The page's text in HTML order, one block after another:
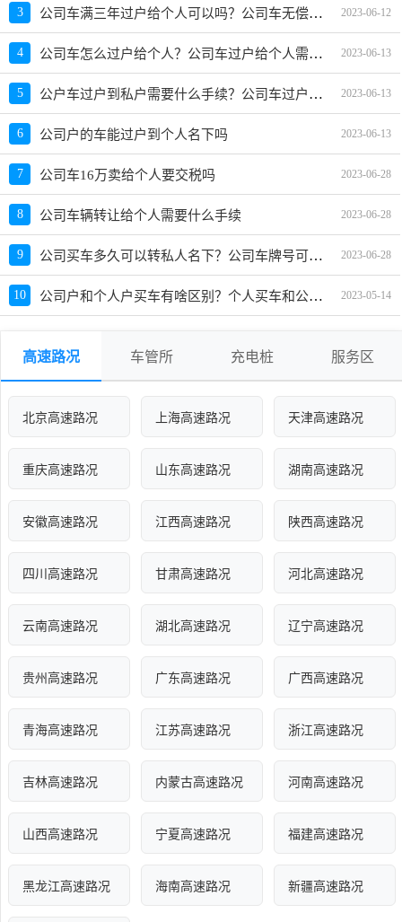
3 公司车满三年过户给个人可以吗？公司车无偿过户给个人要交税吗 2023-06-12
4 公司车怎么过户给个人？公司车过户给个人需要哪些材料 2023-06-13
5 公户车过户到私户需要什么手续？公司车过户个人需要什么手续费 2023-06-13
6 公司户的车能过户到个人名下吗 2023-06-13
7 公司车16万卖给个人要交税吗 2023-06-28
8 公司车辆转让给个人需要什么手续 2023-06-28
9 公司买车多久可以转私人名下？公司车牌号可以转个人吗 2023-06-28
10 公司户和个人户买车有啥区别？个人买车和公司买车有什么区别 2023-05-14
高速路况 车管所 充电桩 服务区
北京高速路况 上海高速路况 天津高速路况
重庆高速路况 山东高速路况 湖南高速路况
安徽高速路况 江西高速路况 陕西高速路况
四川高速路况 甘肃高速路况 河北高速路况
云南高速路况 湖北高速路况 辽宁高速路况
贵州高速路况 广东高速路况 广西高速路况
青海高速路况 江苏高速路况 浙江高速路况
吉林高速路况 内蒙古高速路况 河南高速路况
山西高速路况 宁夏高速路况 福建高速路况
黑龙江高速路况 海南高速路况 新疆高速路况